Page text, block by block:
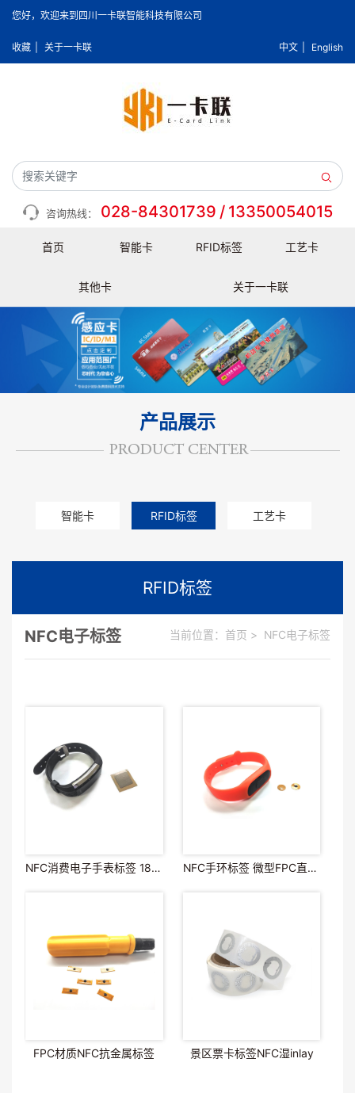
您好，欢迎来到四川一卡联智能科技有限公司
收藏 关于一卡联 中文 English
咨询热线： 028-84301739 / 13350054015
首页 智能卡 RFID标签 工艺卡
其他卡 关于一卡联
产品展示
智能卡 RFID标签 工艺卡
RFID标签
NFC电子标签 当前位置： 首页 > NFC电子标签
NFC消费电子手表标签 18*18mm NFC手环标签 微型FPC直径9mm
FPC材质NFC抗金属标签 景区票卡标签NFC湿inlay